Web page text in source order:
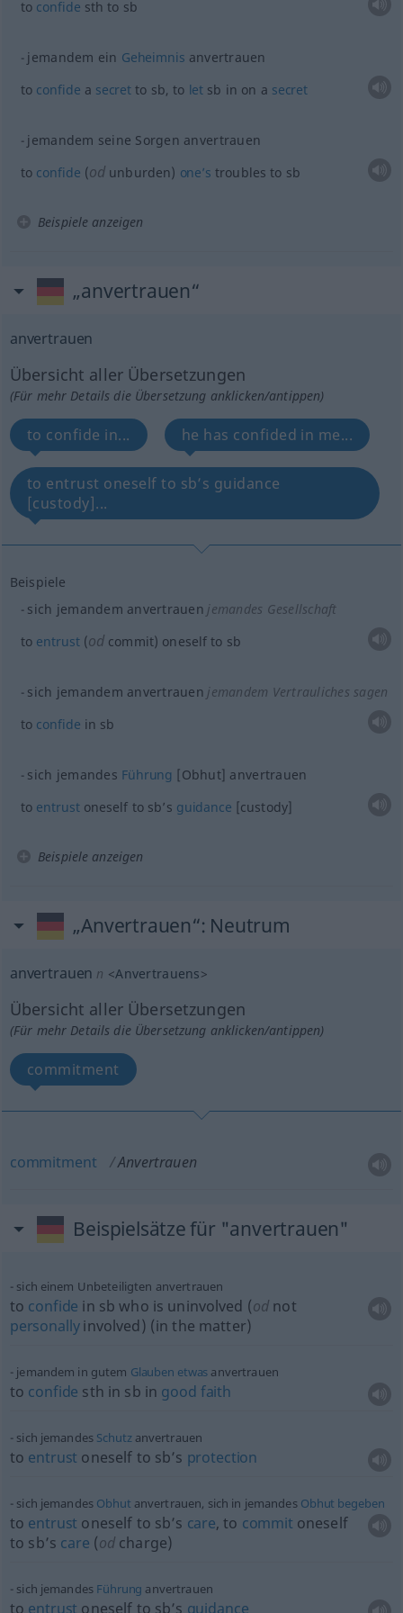
to confide sth to sb
jemandem ein Geheimnis anvertrauen
to confide a secret to sb, to let sb in on a secret
jemandem seine Sorgen anvertrauen
to confide (odunburden) one’s troubles to sb
Beispiele anzeigen
„anvertrauen“
anvertrauen
Übersicht aller Übersetzungen
(Für mehr Details die Übersetzung anklicken/antippen)
to confide in... he has confided in me...
to entrust oneself to sb’s guidance
[custody]...
Beispiele
sich jemandem anvertrauen jemandes Gesellschaft
to entrust(odcommit) oneself to sb
sich jemandem anvertrauen jemandem Vertrauliches sagen
to confide in sb
sich jemandes Führung [Obhut] anvertrauen
to entrustoneself to sb’s guidance [custody]
Beispiele anzeigen
„Anvertrauen“: Neutrum
anvertrauen n <Anvertrauens>
Übersicht aller Übersetzungen
(Für mehr Details die Übersetzung anklicken/antippen)
commitment
commitment Anvertrauen
Beispielsätze für "anvertrauen"
sich einem Unbeteiligten anvertrauen
to confide in sb who is uninvolved (od not
personallyinvolved) (in the matter)
jemandem in gutem Glauben etwas anvertrauen
to confide sth in sb in good faith
sich jemandes Schutzanvertrauen
to entrust oneself to sb’s protection
sich jemandes Obhut anvertrauen, sich in jemandes Obhut begeben
to entrust oneself to sb’s care, to commit oneself
to sb’s care (od charge)
sich jemandes Führung anvertrauen
to entrust oneself to sb’s guidance